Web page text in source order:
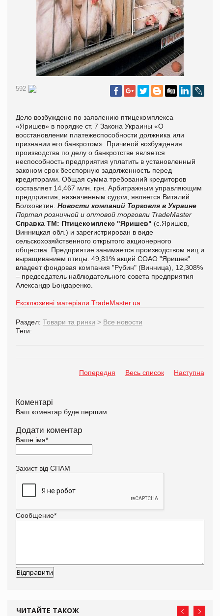
592
Дело возбуждено по заявлению птицекомплекса
«Яришев» в порядке ст. 7 Закона Украины «О
восстановлении платежеспособности должника или
признании его банкротом». Причиной возбуждения
производства по делу о банкротстве является
неспособность предприятия уплатить в установленный
законом срок бесспорную задолженность перед
кредиторами. Общая сумма требований кредиторов
составляет 14,467 млн. грн. Арбитражным управляющим
предприятия, назначенным судом, является Виталий
Болховитин. Новости компаний Торговля в Украине
Портал розничной и оптовой торговли TradeMaster
Справка ТМ: Птицекомплекс "Яришев" (с.Яришев,
Винницкая обл.) и зарегистрирован в виде
сельскохозяйственного открытого акционерного
общества. Предприятие занимается производством яиц и
выращиванием птицы. 49,81% акций СОАО "Яришев"
владеет фондовая компания "Рубин" (Винница), 12,308%
– председатель наблюдательного совета предприятия
Александр Бондаренко.
Ексклюзивні матеріали TradeMaster.ua
Раздел: Товари та ринки > Все новости
Теги:
Попередня Весь список Наступна
Коментарі
Ваш коментар буде першим.
Додати коментар
Ваше імя*
Захист від СПАМ
Сообщение*
ЧИТАЙТЕ ТАКОЖ